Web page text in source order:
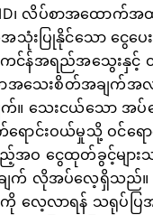
၊ လိပ်စာအထောက်အ
သုံးပြုနိုင်သော ငွေပေ
ကင်န်အရည်အသွေးနှင့်
သေးစိတ်အချက်အလက်
။ သေးငယ်သော အပ်ငွ
ောင်းဝယ်မှုသို့ ဝင်ရေ
အဝ ငွေထုတ်ခွင့်များသ
က် လိုအပ်လေ့ရှိသည်။
ကို လေ့လာရန် သရုပ်ပ